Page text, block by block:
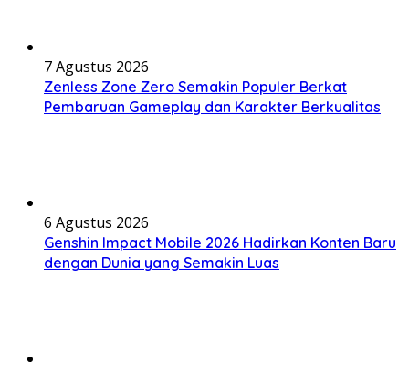
7 Agustus 2026
Zenless Zone Zero Semakin Populer Berkat
Pembaruan Gameplay dan Karakter Berkualitas
6 Agustus 2026
Genshin Impact Mobile 2026 Hadirkan Konten Baru
dengan Dunia yang Semakin Luas